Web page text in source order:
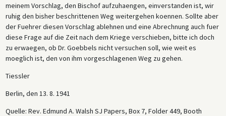
meinem Vorschlag, den Bischof aufzuhaengen, einverstanden ist, wir
ruhig den bisher beschrittenen Weg weitergehen koennen. Sollte aber
der Fuehrer diesen Vorschlag ablehnen und eine Abrechnung auch fuer
diese Frage auf die Zeit nach dem Kriege verschieben, bitte ich doch
zu erwaegen, ob Dr. Goebbels nicht versuchen soll, wie weit es
moeglich ist, den von ihm vorgeschlagenen Weg zu gehen.
Tiessler
Berlin, den 13. 8. 1941
Quelle: Rev. Edmund A. Walsh SJ Papers, Box 7, Folder 449, Booth